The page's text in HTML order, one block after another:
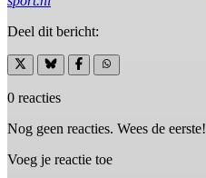
Deel dit bericht:
0 reacties
Nog geen reacties. Wees de eerste!
Voeg je reactie toe